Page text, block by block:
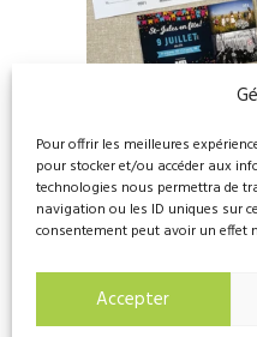
Pour offrir les meilleures
pour stocker et/ou accéder aux
technologies nous permettra de
navigation ou les ID uniques sur
consentement peut avoir un effet
Accepter